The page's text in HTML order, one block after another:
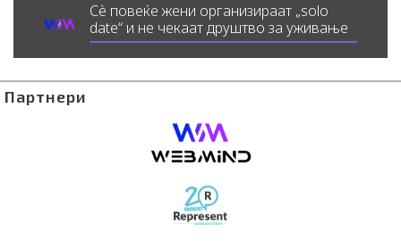
Сè повеќе жени организираат „solo
date“ и не чекаат друштво за уживање
Партнери